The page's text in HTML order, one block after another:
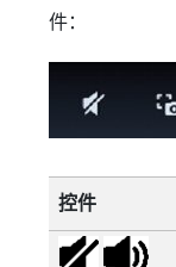
件：
控件